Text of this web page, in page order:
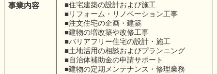
事業内容
■住宅建築の設計および施工
■リフォーム・リノベーション工事
■注文住宅の企画・建築
■建物の増改築や改修工事
■バリアフリー住宅の設計・施工
■土地活用の相談およびプランニング
■自治体補助金の申請サポート
■建物の定期メンテナンス・修理業務